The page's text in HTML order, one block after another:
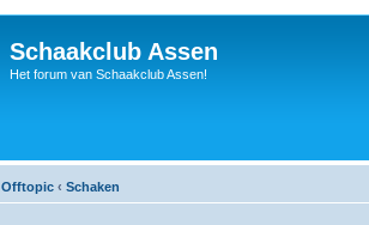
Schaakclub Assen
Het forum van Schaakclub Assen!
Offtopic ‹ Schaken